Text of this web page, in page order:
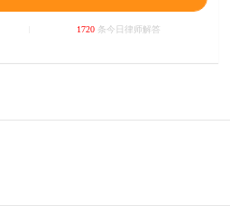
1720条今日律师解答